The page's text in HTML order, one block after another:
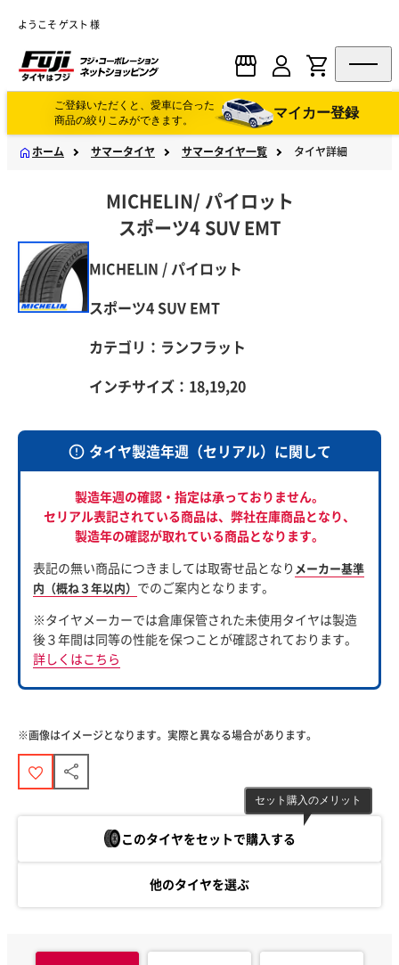
ようこそ ゲスト 様
ご登録いただくと、愛車に合った
商品の絞りこみができます。
マイカー登録
ホーム サマータイヤ サマータイヤ一覧 タイヤ詳細
MICHELIN/ パイロット
スポーツ4 SUV EMT
MICHELIN / パイロット
スポーツ4 SUV EMT
カテゴリ：ランフラット
インチサイズ：18,19,20
タイヤ製造年週（セリアル）に関して
製造年週の確認・指定は承っておりません。
セリアル表記されている商品は、 弊社在庫商品となり、
製造年の確認が取れている商品となります。
表記の無い商品につきましては取寄せ品となり メーカー基準
内（概ね３年以内） でのご案内となります。
※タイヤメーカーでは倉庫保管された未使用タイヤは製造
後３年間は同等の性能を保つことが確認されております。
詳しくはこちら
※画像はイメージとなります。実際と異なる場合があります。
セット購入のメリット
このタイヤをセットで購入する
他のタイヤを選ぶ